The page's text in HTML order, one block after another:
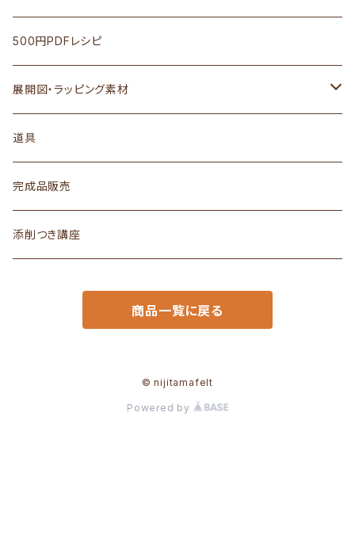
はじめての羊毛フェルト講座シリーズ
単発キット
紙レシピつきキット
PDFつきレシピ（紙レシピなし）
道具付きキット
500円PDFレシピ
展開図・ラッピング素材
展開図
道具
完成品販売
添削つき講座
商品一覧に戻る
© nijitamafelt
Powered by